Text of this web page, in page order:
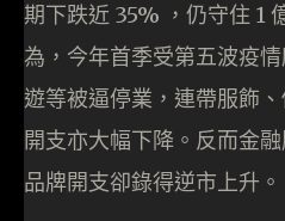
期下跌近 35% ，仍守住 1
為，今年首季受第五波疫
遊等被逼停業，連帶服飾
開支亦大幅下降。反而金
品牌開支卻錄得逆市上升。